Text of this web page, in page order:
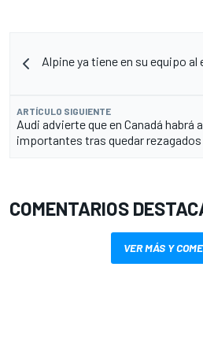
Alpine ya tiene en su equipo
ARTÍCULO SIGUIENTE
Audi advierte que en Canadá habrá
importantes tras quedar rezagados
COMENTARIOS
VER MÁS Y